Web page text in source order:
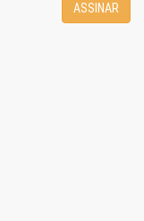
ASSINAR